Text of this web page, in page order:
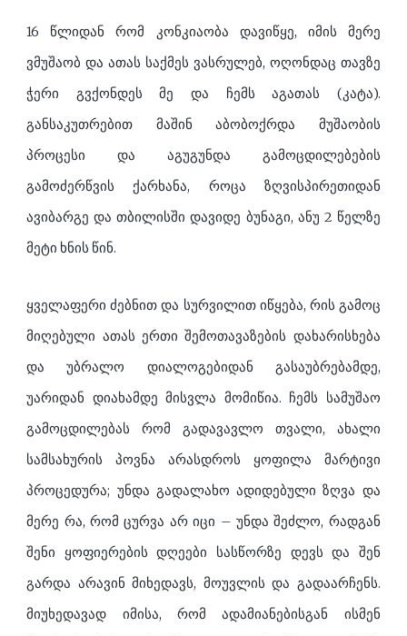
16 წლიდან რომ კონკიაობა დავიწყე, იმის მერე
ვმუშაობ და ათას საქმეს ვასრულებ, ოღონდაც თავზე
ჭერი გვქონდეს მე და ჩემს აგათას (კატა).
განსაკუთრებით მაშინ აბობოქრდა მუშაობის
პროცესი და აგუგუნდა გამოცდილებების
გამოძერწვის ქარხანა, როცა ზღვისპირეთიდან
ავიბარგე და თბილისში დავიდე ბუნაგი, ანუ 2 წელზე
მეტი ხნის წინ.
ყველაფერი ძებნით და სურვილით იწყება, რის გამოც
მიღებული ათას ერთი შემოთავაზების დახარისხება
და უბრალო დიალოგებიდან გასაუბრებამდე,
უარიდან დიახამდე მისვლა მომიწია. ჩემს სამუშაო
გამოცდილებას რომ გადავავლო თვალი, ახალი
სამსახურის პოვნა არასდროს ყოფილა მარტივი
პროცედურა; უნდა გადალახო ადიდებული ზღვა და
მერე რა, რომ ცურვა არ იცი – უნდა შეძლო, რადგან
შენი ყოფიერების დღეები სასწორზე დევს და შენ
გარდა არავინ მიხედავს, მოუვლის და გადაარჩენს.
მიუხედავად იმისა, რომ ადამიანებისგან ისმენ